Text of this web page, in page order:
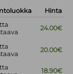
Hinta
24.00€
20.00€
18.90€